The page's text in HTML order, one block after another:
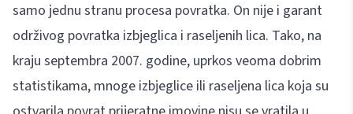
samo jednu stranu procesa povratka. On nije i garant
održivog povratka izbjeglica i raseljenih lica. Tako, na
kraju septembra 2007. godine, uprkos veoma dobrim
statistikama, mnoge izbjeglice ili raseljena lica koja su